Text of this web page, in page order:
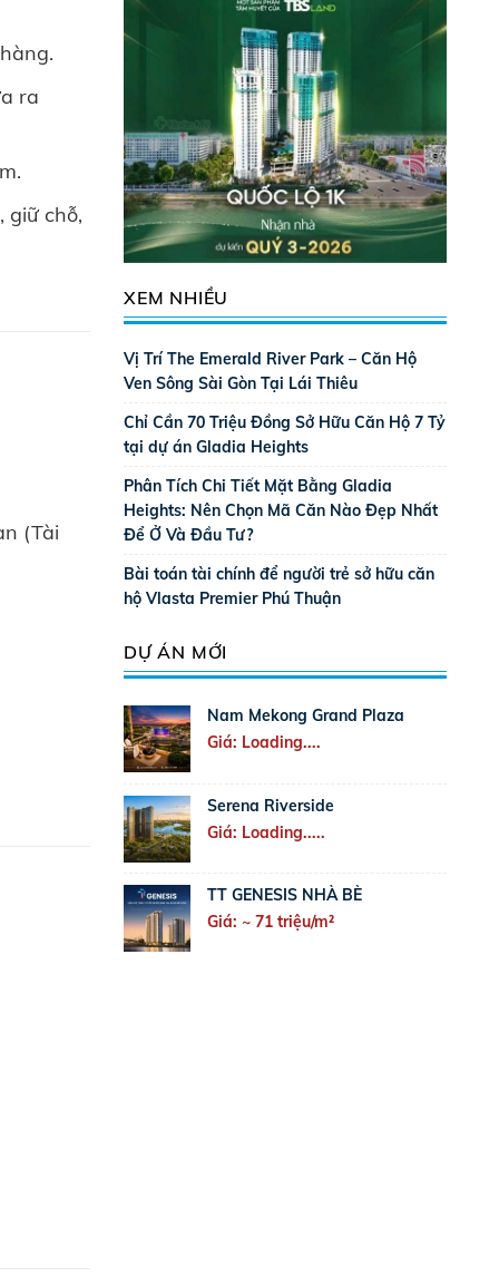
ra
giữ chỗ,
(Tài
XEM NHIỀU
Vị Trí The Emerald River Park – Căn Hộ
Ven Sông Sài Gòn Tại Lái Thiêu
Chỉ Cần 70 Triệu Đồng Sở Hữu Căn Hộ 7 Tỷ
tại dự án Gladia Heights
Phân Tích Chi Tiết Mặt Bằng Gladia
Heights: Nên Chọn Mã Căn Nào Đẹp Nhất
Để Ở Và Đầu Tư?
Bài toán tài chính để người trẻ sở hữu căn
hộ Vlasta Premier Phú Thuận
DỰ ÁN MỚI
Nam Mekong Grand Plaza
Giá: Loading....
Serena Riverside
Giá: Loading.....
TT GENESIS NHÀ BÈ
Giá: ~ 71 triệu/m²